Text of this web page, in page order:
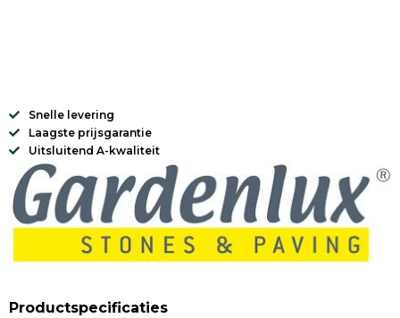
Snelle levering
Laagste prijsgarantie
Uitsluitend A-kwaliteit
Productspecificaties